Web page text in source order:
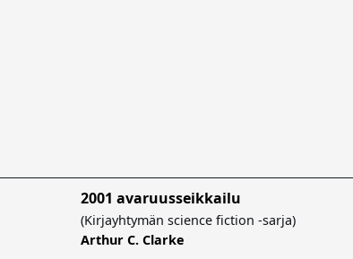
2001 avaruusseikkailu
(Kirjayhtymän science fiction -sarja)
Arthur C. Clarke